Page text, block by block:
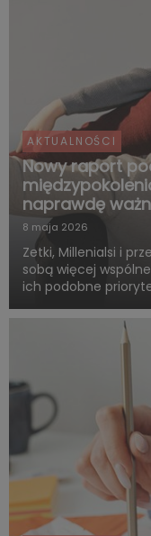
AKTUALNOŚCI
Nowy raport
naprawdę
8 maja 2026
Zetki, Millenialsi i
sobą więcej
ich podobne
dojrzałości